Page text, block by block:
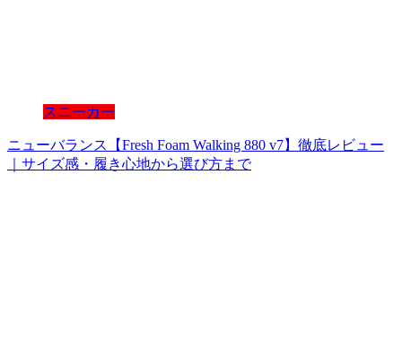
スニーカー
ニューバランス【Fresh Foam Walking 880 v7】徹底レビュー
｜サイズ感・履き心地から選び方まで